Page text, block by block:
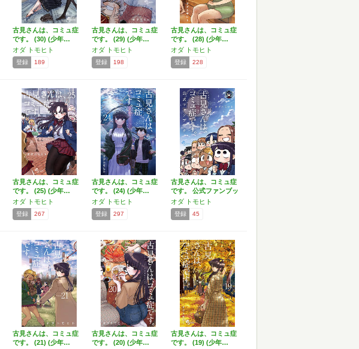
古見さんは、コミュ症
です。 (30) (少年…
オダ トモヒト
登録 189
古見さんは、コミュ症
です。 (29) (少年…
オダ トモヒト
登録 198
古見さんは、コミュ症
です。 (28) (少年…
オダ トモヒト
登録 228
古見さんは、コミュ症
です。 (25) (少年…
オダ トモヒト
登録 267
古見さんは、コミュ症
です。 (24) (少年…
オダ トモヒト
登録 297
古見さんは、コミュ症
です。 公式ファンブッ
ク…
オダ トモヒト
登録 45
古見さんは、コミュ症
です。 (21) (少年…
古見さんは、コミュ症
です。 (20) (少年…
古見さんは、コミュ症
です。 (19) (少年…